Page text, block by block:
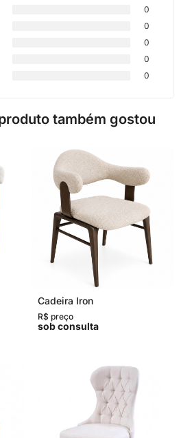
0
0
0
0
0
também gostou
Cadeira Iron
R$ preço
sob consulta